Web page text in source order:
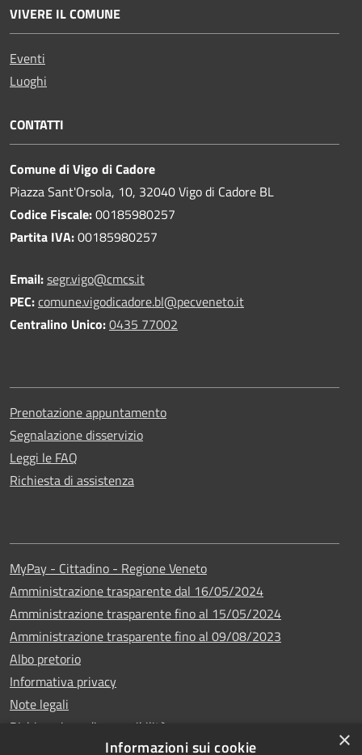
VIVERE IL COMUNE
Eventi
Luoghi
CONTATTI
Comune di Vigo di Cadore
Piazza Sant'Orsola, 10, 32040 Vigo di Cadore BL
Codice Fiscale:00185980257
Partita IVA:00185980257
Email:segr.vigo@cmcs.it
PEC:comune.vigodicadore.bl@pecveneto.it
Centralino Unico:0435 77002
Prenotazione appuntamento
Segnalazione disservizio
Leggi le FAQ
Richiesta di assistenza
MyPay - Cittadino - Regione Veneto
Amministrazione trasparente dal 16/05/2024
Amministrazione trasparente fino al 15/05/2024
Amministrazione trasparente fino al 09/08/2023
Albo pretorio
Informativa privacy
Note legali
Dichiarazione di accessibilità
×
Informazioni sui cookie